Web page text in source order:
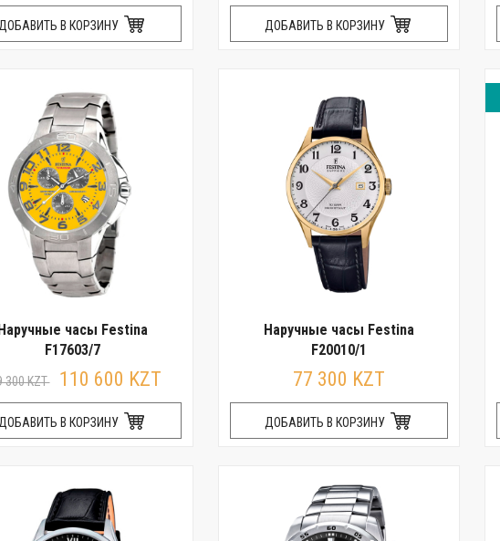
В КОРЗИНУ ДОБАВИТЬ В КОРЗИНУ
часы Festina
F17603/7
300 KZT 110 600 KZT
В КОРЗИНУ
Наручные часы Festina
F20010/1
77 300 KZT
ДОБАВИТЬ В КОРЗИНУ